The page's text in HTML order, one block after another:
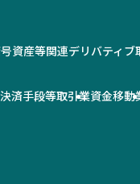
資産等関連デリバティ
済手段等取引業資金移動